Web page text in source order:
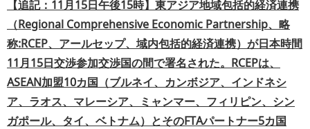
【追記：11月15日午後15時】東アジア地域包括的経済連携
（Regional Comprehensive Economic Partnership、略
称:RCEP、アールセップ、域内包括的経済連携）が日本時間
11月15日交渉参加交渉国の間で署名された。RCEPは、
ASEAN加盟10カ国（ブルネイ、カンボジア、インドネシ
ア、ラオス、マレーシア、ミャンマー、フィリピン、シン
ガポール、タイ、ベトナム）とそのFTAパートナー5カ国